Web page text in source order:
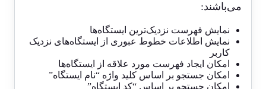
می‌باشند:
نمایش فهرست نزدیک‌ترین ایستگاه‌ها
نمایش اطلاعات خطوط عبوری از ایستگاه‌های نزدیک
کاربر
امکان ایجاد فهرست مورد علاقه از ایستگاه‌ها
امکان جستجو بر اساس کلید واژه “نام ایستگاه”
امکان جستجو بر اساس “کد ایستگاه”